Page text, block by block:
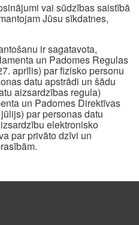
vai sūdzības saistībā
Jūsu sīkdatnes,
ir sagatavota,
un Padomes Regulas
aprīlis) par fizisko personu
datu apstrādi un šādu
aizsardzības regula)
un Padomes Direktīvas
par personas datu
elektronisko
par privāto dzīvi un